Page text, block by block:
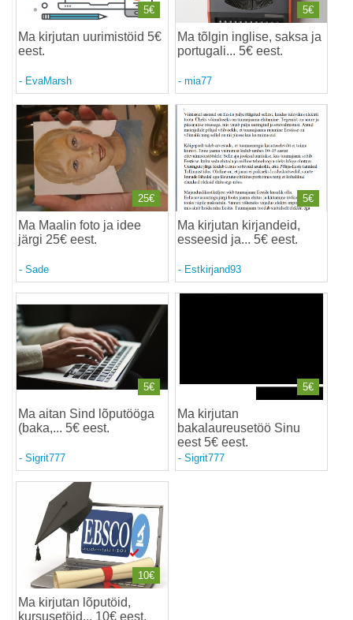
Ma kirjutan uurimistöid 5€
eest.
- EvaMarsh
5€
Ma tõlgin inglise, saksa ja
portugali... 5€ eest.
- mia77
5€
Ma Maalin foto ja idee
järgi 25€ eest.
- Sade
25€
Ma kirjutan kirjandeid,
esseesid ja... 5€ eest.
- Estkirjand93
5€
Ma aitan Sind lõputööga
(baka,... 5€ eest.
- Sigrit777
5€
Ma kirjutan
bakalaureusetöö Sinu
eest 5€ eest.
- Sigrit777
5€
Ma kirjutan lõputöid,
kursusetöid... 10€ eest.
10€